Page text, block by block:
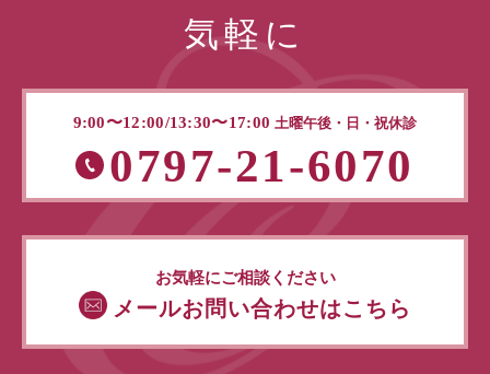
気軽に
9:00〜12:00/13:30〜17:00 土曜午後・日・祝休診
0797-21-6070
お気軽にご相談ください
メールお問い合わせはこちら